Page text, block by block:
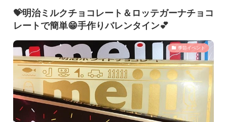
💝明治ミルクチョコレート＆ロッテガーナチョコ
レートで簡単😁手作りバレンタイン💕
季節イベント